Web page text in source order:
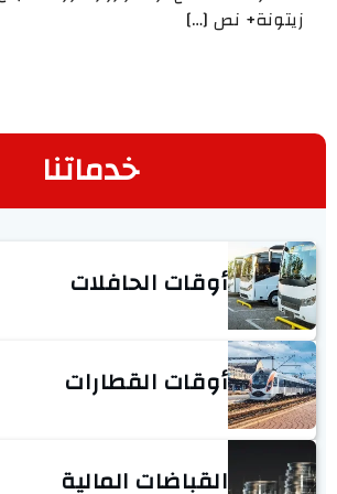
زيتونة+ نص […]
خدماتنا
أوقات الحافلات
أوقات القطارات
القباضات المالية